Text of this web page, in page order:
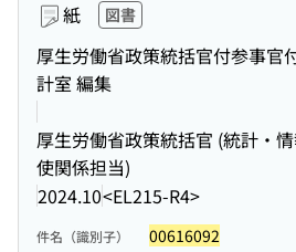
紙 図書
厚生労働省政策統括官付参事官
計室 編集
厚生労働省政策統括官 (統計・
使関係担当)
2024.10<EL215-R4>
件名（識別子） 00616092